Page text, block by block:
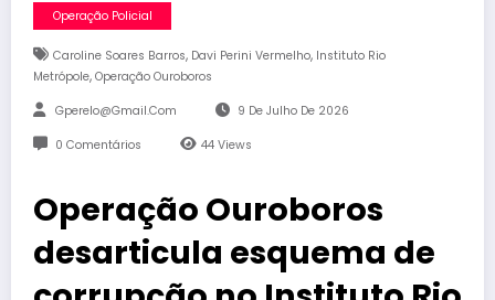
Operação Policial
Caroline Soares Barros, Davi Perini Vermelho, Instituto Rio
Metrópole, Operação Ouroboros
Gperelo@gmail.com 9 De Julho De 2026
0 Comentários 44 Views
Operação Ouroboros
desarticula esquema de